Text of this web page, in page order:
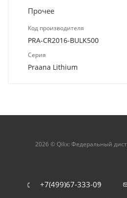
Прочее
Код производителя
PRA-CR2016-BULK500
Серия
Praana Lithium
2026 © Qilix: Федеральный
+7(499)67-333-09